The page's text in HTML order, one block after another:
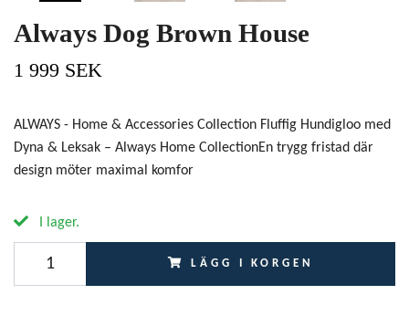
Always Dog Brown House
1 999 SEK
ALWAYS - Home & Accessories Collection Fluffig Hundigloo med
Dyna & Leksak – Always Home CollectionEn trygg fristad där
design möter maximal komfor
I lager.
LÄGG I KORGEN